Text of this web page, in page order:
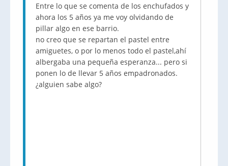
Entre lo que se comenta de los enchufados y
ahora los 5 años ya me voy olvidando de
pillar algo en ese barrio.
no creo que se repartan el pastel entre
amiguetes, o por lo menos todo el pastel,ahí
albergaba una pequeña esperanza... pero si
ponen lo de llevar 5 años empadronados.
¿alguien sabe algo?